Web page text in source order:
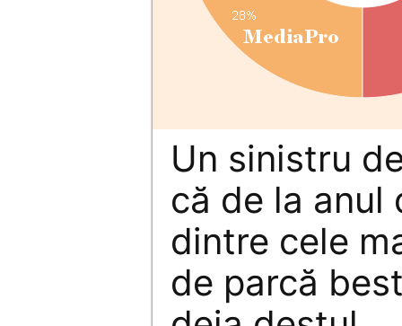
Un sinistru
că de la anul
dintre cele
de parcă